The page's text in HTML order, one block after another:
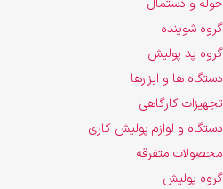
حوله و دستمال
گروه شوینده
گروه پد پولیش
دستگاه ها و ابزارها
تجهیزات کارگاهی
دستگاه و لوازم پولیش کاری
محصولات متفرقه
گروه پولیش